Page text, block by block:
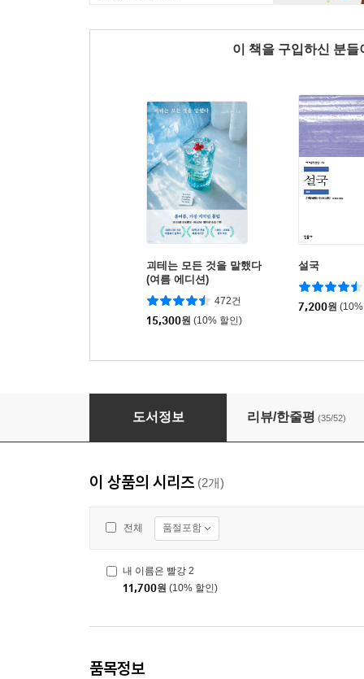
이 책을 구입하신 분
괴테는 모든 것을 말했다
(여름 에디션)
472건
15,300원 (10% 할인)
설국
7,200원
내 이름은 빨강 1
도서정보 리뷰/한줄평 (35/52)
이 상품의 시리즈 (2개)
전체 품절포함
내 이름은 빨강 2
11,700원 (10% 할인)
품목정보